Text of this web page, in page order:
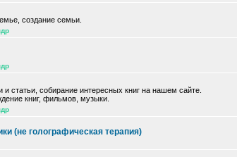
создание семьи.
и статьи, собирание интересных книг на нашем сайте.
книг, фильмов, музыки.
(не голографическая терапия)